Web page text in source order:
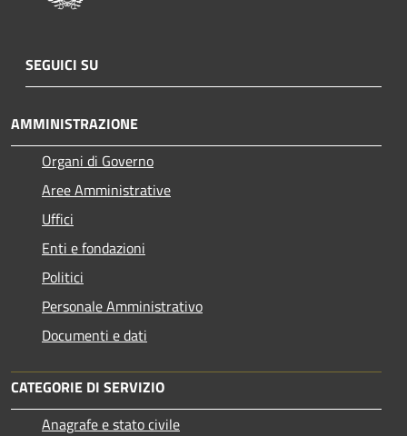
SEGUICI SU
AMMINISTRAZIONE
Organi di Governo
Aree Amministrative
Uffici
Enti e fondazioni
Politici
Personale Amministrativo
Documenti e dati
CATEGORIE DI SERVIZIO
Anagrafe e stato civile